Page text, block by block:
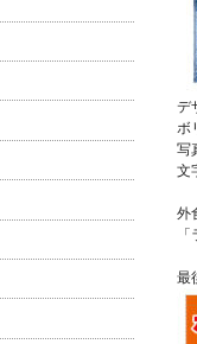
デ
ボ
写
文
外
最